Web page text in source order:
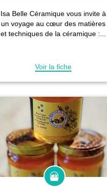
Isa Belle Céramique vous invite à
un voyage au cœur des matières
et techniques de la céramique :...
Voir la fiche